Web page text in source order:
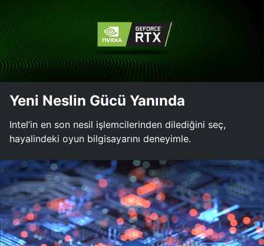
Yeni Neslin Gücü Yanında
Intel’in en son nesil işlemcilerinden dilediğini seç,
hayalindeki oyun bilgisayarını deneyimle.